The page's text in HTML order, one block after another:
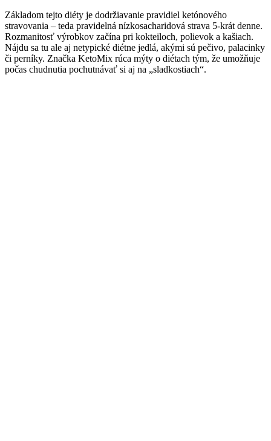
Základom tejto diéty je dodržiavanie pravidiel ketónového
stravovania – teda pravidelná nízkosacharidová strava 5-krát denne.
Rozmanitosť výrobkov začína pri kokteiloch, polievok a kašiach.
Nájdu sa tu ale aj netypické diétne jedlá, akými sú pečivo, palacinky
či perníky. Značka KetoMix rúca mýty o diétach tým, že umožňuje
počas chudnutia pochutnávať si aj na „sladkostiach“.